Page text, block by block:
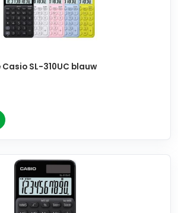
SL-310UC blauw